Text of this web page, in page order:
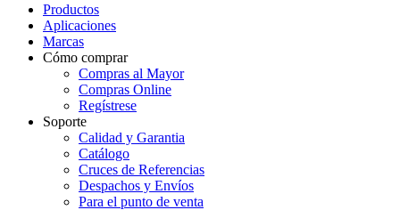
Productos
Aplicaciones
Marcas
Cómo comprar
Compras al Mayor
Compras Online
Regístrese
Soporte
Calidad y Garantia
Catálogo
Cruces de Referencias
Despachos y Envíos
Para el punto de venta